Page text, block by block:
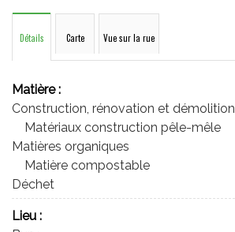
Détails Carte Vue sur la rue
Matière :
Construction, rénovation et démolition
Matériaux construction pêle-mêle
Matières organiques
Matière compostable
Déchet
Lieu :